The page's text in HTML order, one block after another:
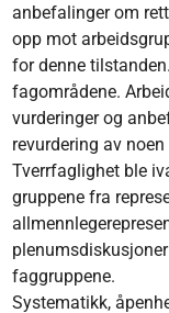
anbefalinger om
opp mot
for denne
fagområdene.
vurderinger og
revurdering av
Tverrfaglighet ble
gruppene fra
faggruppene.
Systematikk,